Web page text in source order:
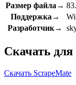
Размер файла→
Поддержка→
Разработчик→
Скачать
Скачать ScrapeMate